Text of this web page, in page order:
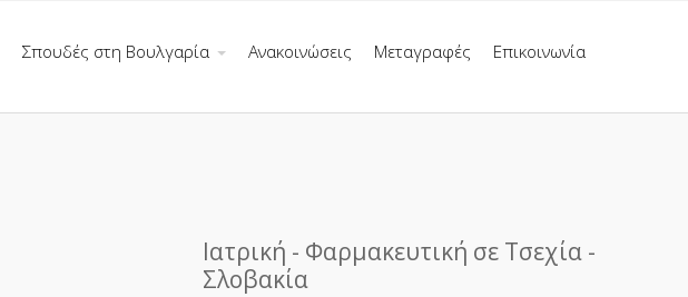
Σπουδές στη Βουλγαρία Ανακοινώσεις Μεταγραφές Επικοινωνία
Ιατρική - Φαρμακευτική σε Τσεχία -
Σλοβακία